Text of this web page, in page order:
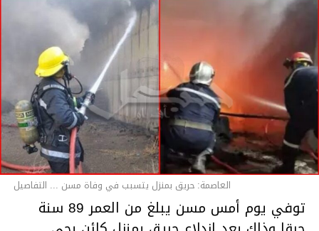
العاصمة: حريق بمنزل يتسبب في وفاة مسن ... التفاصيل
توفي يوم أمس مسن يبلغ من العمر 89 سنة